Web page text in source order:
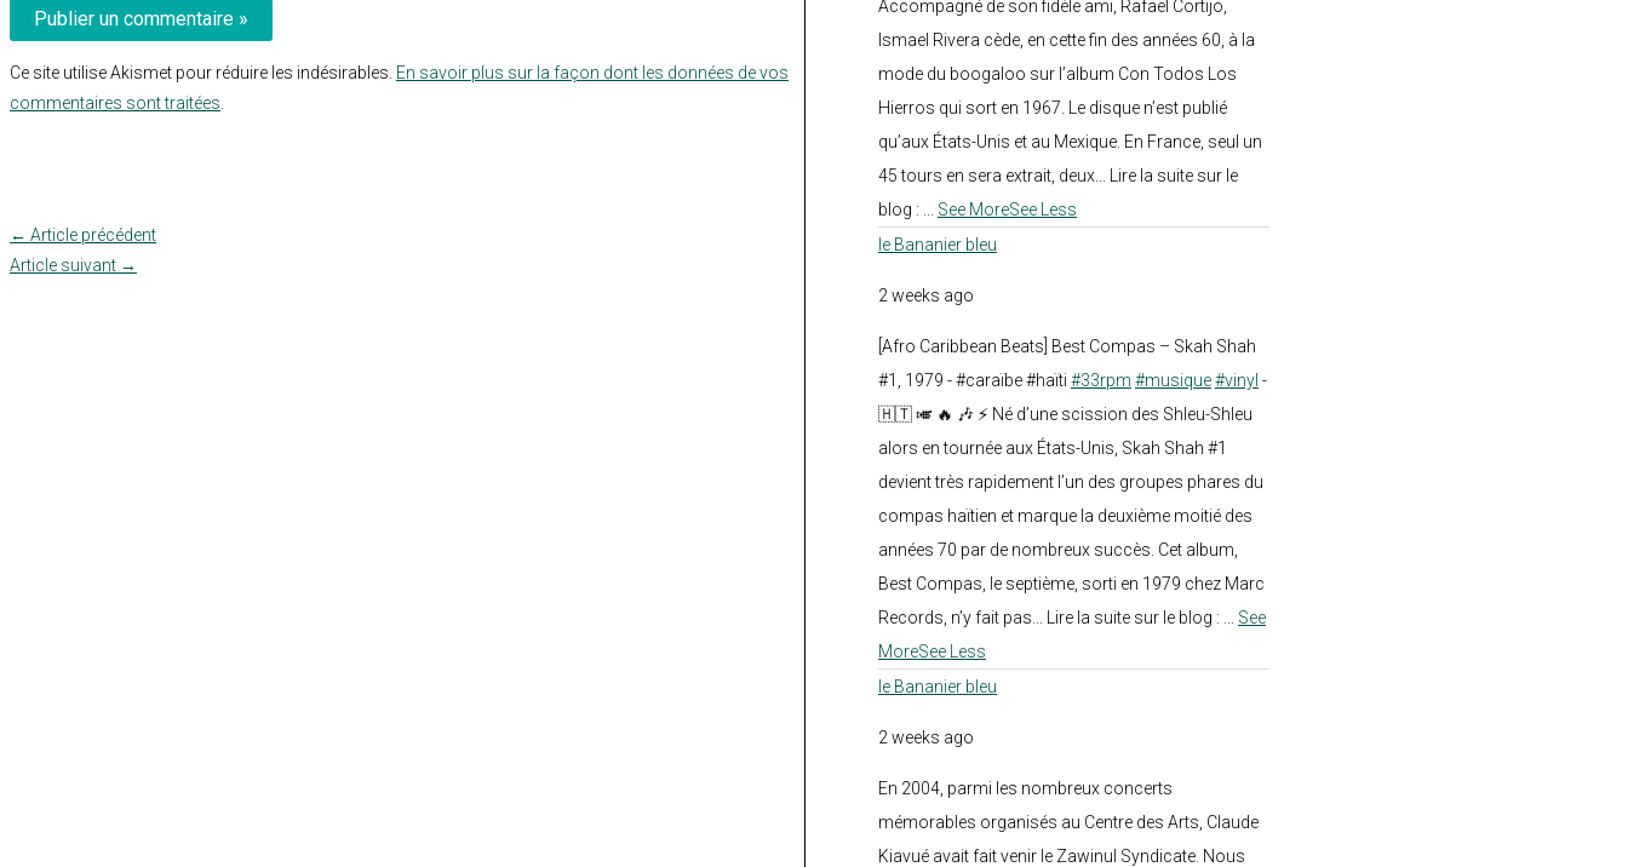
Ce site utilise Akismet pour réduire les indésirables. En savoir plus sur la façon dont les données de vos
commentaires sont traitées.
← Article précédent
Article suivant →
Accompagné de son fidèle ami, Rafael Cortijo,
Ismael Rivera cède, en cette fin des années 60, à la
mode du boogaloo sur l’album Con Todos Los
Hierros qui sort en 1967. Le disque n’est publié
qu’aux États-Unis et au Mexique. En France, seul un
45 tours en sera extrait, deux... Lire la suite sur le
blog :
See MoreSee Less
le Bananier bleu
2 weeks ago
[Afro Caribbean Beats] Best Compas – Skah Shah
#1, 1979 - #caraïbe #haïti #33rpm #musique#vinyl -
🇭🇹 🎺 🔥 🎶 ⚡ Né d’une scission des Shleu-Shleu
alors en tournée aux États-Unis, Skah Shah #1
devient très rapidement l’un des groupes phares du
compas haïtien et marque la deuxième moitié des
années 70 par de nombreux succès. Cet album,
Best Compas, le septième, sorti en 1979 chez Marc
Records, n’y fait pas... Lire la suite sur le blog :
See
MoreSee Less
le Bananier bleu
2 weeks ago
En 2004, parmi les nombreux concerts
mémorables organisés au Centre des Arts, Claude
Kiavué avait fait venir le Zawinul Syndicate. Nous